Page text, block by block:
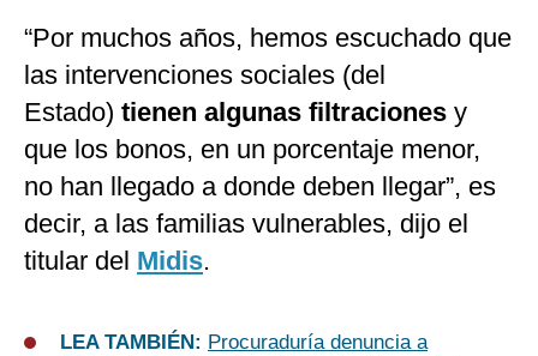
“Por muchos años, hemos escuchado que
las intervenciones sociales (del
Estado) tienen algunas filtraciones y
que los bonos, en un porcentaje menor,
no han llegado a donde deben llegar”, es
decir, a las familias vulnerables, dijo el
titular del Midis.
LEA TAMBIÉN: Procuraduría denuncia a